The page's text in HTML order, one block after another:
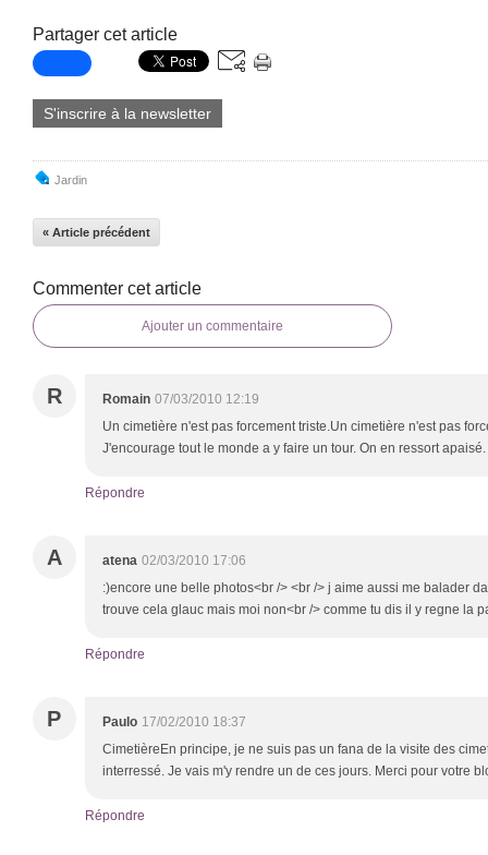
Partager cet article
S'inscrire à la newsletter
Jardin
« Article précédent
Commenter cet article
Ajouter un commentaire
R Romain 07/03/2010 12:19
Un cimetière n'est pas forcement triste.Un cimetière n'est pas
J'encourage tout le monde a y faire un tour. On en ressort apaisé.
Répondre
A atena 02/03/2010 17:06
:)encore une belle photos<br /> <br /> j aime aussi me balader
trouve cela glauc mais moi non<br /> comme tu dis il y regne la
Répondre
P Paulo 17/02/2010 18:37
CimetièreEn principe, je ne suis pas un fana de la visite des
interressé. Je vais m'y rendre un de ces jours. Merci pour votre
Répondre